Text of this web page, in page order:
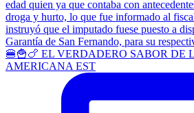
🍔🍟🍗 EL VERDADERO SABOR DE
AMERICANA EST